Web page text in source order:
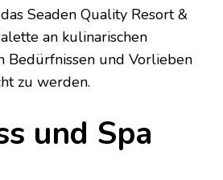
Seaden Quality Resort &
an kulinarischen
Bedürfnissen und Vorlieben
zu werden.
und Spa